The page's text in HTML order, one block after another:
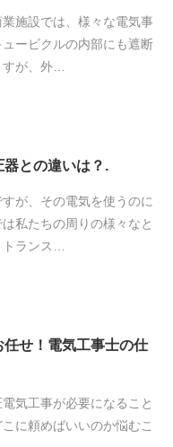
施設では、様々な電気事
ービクルの内部にも遮断
が、外…
器との違いは？.
が、その電気を使うのに
私たちの周りの様々なと
ランス…
せ！電気工事士の仕
気工事が必要になること
に頼めばいいのか悩むこ